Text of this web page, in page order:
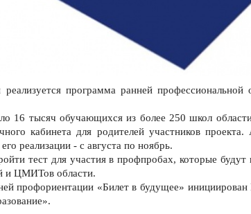
программа ранней
16 тысяч обучающихся из более 250 школ
кабинета для родителей участников
реализации - с августа по ноябрь.
тест для участия в профпробах, которые
и ЦМИТов области.
профориентации «Билет в будущее»